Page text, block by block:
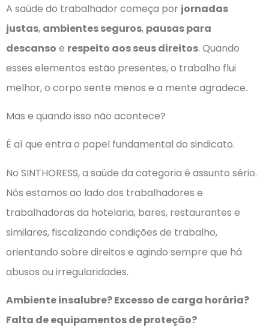
A saúde do trabalhador começa por jornadas
justas, ambientes seguros, pausas para
descanso e respeito aos seus direitos. Quando
esses elementos estão presentes, o trabalho flui
melhor, o corpo sente menos e a mente agradece.
Mas e quando isso não acontece?
É aí que entra o papel fundamental do sindicato.
No SINTHORESS, a saúde da categoria é assunto sério.
Nós estamos ao lado dos trabalhadores e
trabalhadoras da hotelaria, bares, restaurantes e
similares, fiscalizando condições de trabalho,
orientando sobre direitos e agindo sempre que há
abusos ou irregularidades.
Ambiente insalubre? Excesso de carga horária?
Falta de equipamentos de proteção?